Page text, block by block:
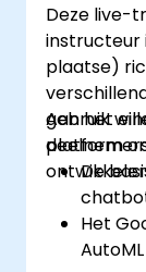
scikit-
Notebooks
cursus
learning-
van
Deze live-
instructeur
plaatse)
gebruik
platform
Aan het
De
Het